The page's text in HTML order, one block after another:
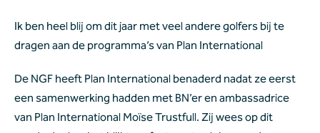
Ik ben heel blij om dit jaar met veel andere golfers bij te
dragen aan de programma’s van Plan International
De NGF heeft Plan International benaderd nadat ze eerst
een samenwerking hadden met BN’er en ambassadrice
van Plan International Moïse Trustfull. Zij wees op dit